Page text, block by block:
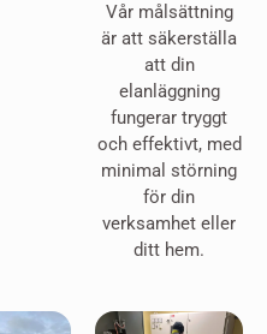
Vår målsättning
är att säkerställa
att din
elanläggning
fungerar tryggt
och effektivt, med
minimal störning
för din
verksamhet eller
ditt hem.